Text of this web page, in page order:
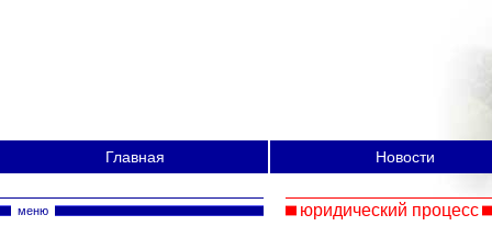
Главная Новости
юридический процесс
меню